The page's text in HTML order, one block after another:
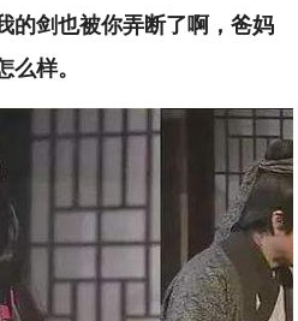
的剑也被你弄断了啊，爸妈
样。